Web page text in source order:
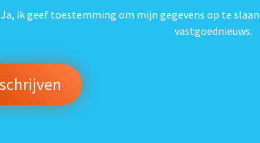
Ja, ik geef toestemming om mijn gegevens op te
vastgoednieuws.